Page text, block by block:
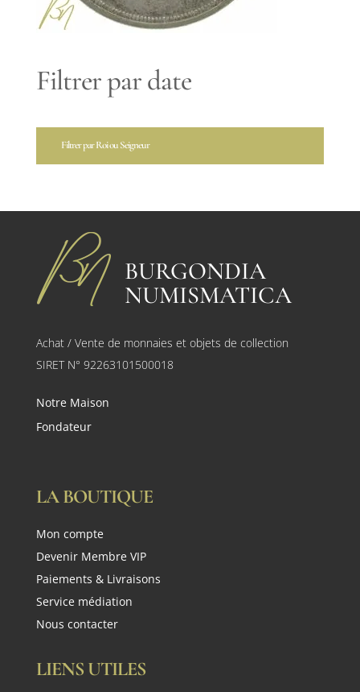
Filtrer par date
Filtrer par Roi ou Seigneur
BURGONDIA
NUMISMATICA
Achat / Vente de monnaies et objets de collection
SIRET N° 92263101500018
Notre Maison
Fondateur
LA BOUTIQUE
Mon compte
Devenir Membre VIP
Paiements & Livraisons
Service médiation
Nous contacter
LIENS UTILES